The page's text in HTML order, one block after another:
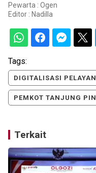
Pewarta : Ogen
Editor : Nadilla
Tags:
DIGITALISASI
PEMKOT TANJUNG
Terkait